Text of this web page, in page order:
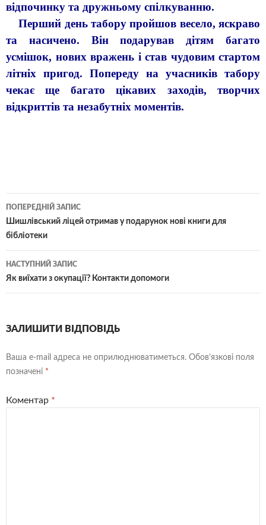
відпочинку та дружньому спілкуванню.
Перший день табору пройшов весело, яскраво
та насичено. Він подарував дітям багато
усмішок, нових вражень і став чудовим стартом
літніх пригод. Попереду на учасників табору
чекає ще багато цікавих заходів, творчих
відкриттів та незабутніх моментів.
ПОПЕРЕДНІЙ ЗАПИС
Шишлівський ліцей отримав у подарунок нові книги для
бібліотеки
НАСТУПНИЙ ЗАПИС
Як виїхати з окупації? Контакти допомоги
ЗАЛИШИТИ ВІДПОВІДЬ
Ваша e-mail адреса не оприлюднюватиметься. Обов’язкові поля
позначені *
Коментар *